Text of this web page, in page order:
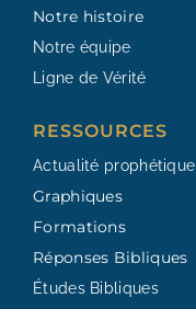
Notre histoire
Notre équipe
Ligne de Vérité
RESSOURCES​
Actualité prophétique
Graphiques
Formations
Réponses Bibliques
Études Bibliques